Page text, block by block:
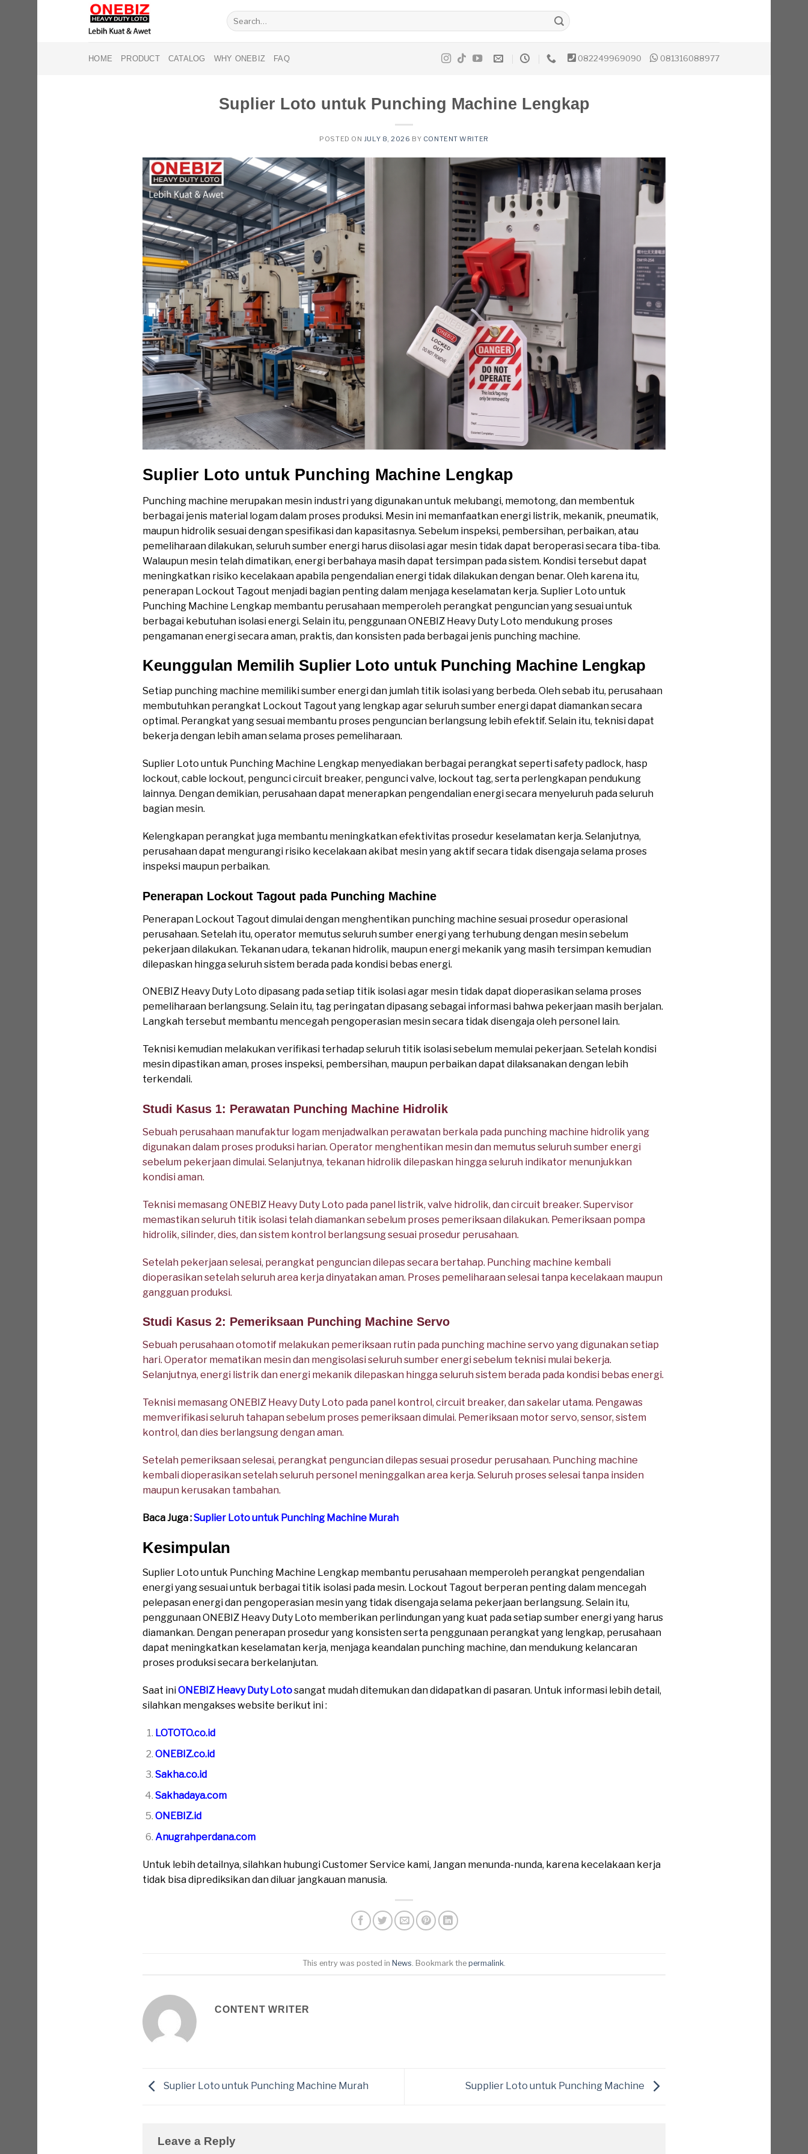
Search
for:
HOME PRODUCT CATALOG WHY ONEBIZ FAQ 082249969090 081316088977
Suplier Loto untuk Punching Machine Lengkap
POSTED ON JULY 8, 2026 BY CONTENT WRITER
Suplier Loto untuk Punching Machine Lengkap
Punching machine merupakan mesin industri yang digunakan untuk melubangi, memotong, dan membentuk
berbagai jenis material logam dalam proses produksi. Mesin ini memanfaatkan energi listrik, mekanik, pneumatik,
maupun hidrolik sesuai dengan spesifikasi dan kapasitasnya. Sebelum inspeksi, pembersihan, perbaikan, atau
pemeliharaan dilakukan, seluruh sumber energi harus diisolasi agar mesin tidak dapat beroperasi secara tiba-tiba.
Walaupun mesin telah dimatikan, energi berbahaya masih dapat tersimpan pada sistem. Kondisi tersebut dapat
meningkatkan risiko kecelakaan apabila pengendalian energi tidak dilakukan dengan benar. Oleh karena itu,
penerapan Lockout Tagout menjadi bagian penting dalam menjaga keselamatan kerja. Suplier Loto untuk
Punching Machine Lengkap membantu perusahaan memperoleh perangkat penguncian yang sesuai untuk
berbagai kebutuhan isolasi energi. Selain itu, penggunaan ONEBIZ Heavy Duty Loto mendukung proses
pengamanan energi secara aman, praktis, dan konsisten pada berbagai jenis punching machine.
Keunggulan Memilih Suplier Loto untuk Punching Machine Lengkap
Setiap punching machine memiliki sumber energi dan jumlah titik isolasi yang berbeda. Oleh sebab itu, perusahaan
membutuhkan perangkat Lockout Tagout yang lengkap agar seluruh sumber energi dapat diamankan secara
optimal. Perangkat yang sesuai membantu proses penguncian berlangsung lebih efektif. Selain itu, teknisi dapat
bekerja dengan lebih aman selama proses pemeliharaan.
Suplier Loto untuk Punching Machine Lengkap menyediakan berbagai perangkat seperti safety padlock, hasp
lockout, cable lockout, pengunci circuit breaker, pengunci valve, lockout tag, serta perlengkapan pendukung
lainnya. Dengan demikian, perusahaan dapat menerapkan pengendalian energi secara menyeluruh pada seluruh
bagian mesin.
Kelengkapan perangkat juga membantu meningkatkan efektivitas prosedur keselamatan kerja. Selanjutnya,
perusahaan dapat mengurangi risiko kecelakaan akibat mesin yang aktif secara tidak disengaja selama proses
inspeksi maupun perbaikan.
Penerapan Lockout Tagout pada Punching Machine
Penerapan Lockout Tagout dimulai dengan menghentikan punching machine sesuai prosedur operasional
perusahaan. Setelah itu, operator memutus seluruh sumber energi yang terhubung dengan mesin sebelum
pekerjaan dilakukan. Tekanan udara, tekanan hidrolik, maupun energi mekanik yang masih tersimpan kemudian
dilepaskan hingga seluruh sistem berada pada kondisi bebas energi.
ONEBIZ Heavy Duty Loto dipasang pada setiap titik isolasi agar mesin tidak dapat dioperasikan selama proses
pemeliharaan berlangsung. Selain itu, tag peringatan dipasang sebagai informasi bahwa pekerjaan masih berjalan.
Langkah tersebut membantu mencegah pengoperasian mesin secara tidak disengaja oleh personel lain.
Teknisi kemudian melakukan verifikasi terhadap seluruh titik isolasi sebelum memulai pekerjaan. Setelah kondisi
mesin dipastikan aman, proses inspeksi, pembersihan, maupun perbaikan dapat dilaksanakan dengan lebih
terkendali.
Studi Kasus 1: Perawatan Punching Machine Hidrolik
Sebuah perusahaan manufaktur logam menjadwalkan perawatan berkala pada punching machine hidrolik yang
digunakan dalam proses produksi harian. Operator menghentikan mesin dan memutus seluruh sumber energi
sebelum pekerjaan dimulai. Selanjutnya, tekanan hidrolik dilepaskan hingga seluruh indikator menunjukkan
kondisi aman.
Teknisi memasang ONEBIZ Heavy Duty Loto pada panel listrik, valve hidrolik, dan circuit breaker. Supervisor
memastikan seluruh titik isolasi telah diamankan sebelum proses pemeriksaan dilakukan. Pemeriksaan pompa
hidrolik, silinder, dies, dan sistem kontrol berlangsung sesuai prosedur perusahaan.
Setelah pekerjaan selesai, perangkat penguncian dilepas secara bertahap. Punching machine kembali
dioperasikan setelah seluruh area kerja dinyatakan aman. Proses pemeliharaan selesai tanpa kecelakaan maupun
gangguan produksi.
Studi Kasus 2: Pemeriksaan Punching Machine Servo
Sebuah perusahaan otomotif melakukan pemeriksaan rutin pada punching machine servo yang digunakan setiap
hari. Operator mematikan mesin dan mengisolasi seluruh sumber energi sebelum teknisi mulai bekerja.
Selanjutnya, energi listrik dan energi mekanik dilepaskan hingga seluruh sistem berada pada kondisi bebas energi.
Teknisi memasang ONEBIZ Heavy Duty Loto pada panel kontrol, circuit breaker, dan sakelar utama. Pengawas
memverifikasi seluruh tahapan sebelum proses pemeriksaan dimulai. Pemeriksaan motor servo, sensor, sistem
kontrol, dan dies berlangsung dengan aman.
Setelah pemeriksaan selesai, perangkat penguncian dilepas sesuai prosedur perusahaan. Punching machine
kembali dioperasikan setelah seluruh personel meninggalkan area kerja. Seluruh proses selesai tanpa insiden
maupun kerusakan tambahan.
Baca Juga :Suplier Loto untuk Punching Machine Murah
Kesimpulan
Suplier Loto untuk Punching Machine Lengkap membantu perusahaan memperoleh perangkat pengendalian
energi yang sesuai untuk berbagai titik isolasi pada mesin. Lockout Tagout berperan penting dalam mencegah
pelepasan energi dan pengoperasian mesin yang tidak disengaja selama pekerjaan berlangsung. Selain itu,
penggunaan ONEBIZ Heavy Duty Loto memberikan perlindungan yang kuat pada setiap sumber energi yang harus
diamankan. Dengan penerapan prosedur yang konsisten serta penggunaan perangkat yang lengkap, perusahaan
dapat meningkatkan keselamatan kerja, menjaga keandalan punching machine, dan mendukung kelancaran
proses produksi secara berkelanjutan.
Saat iniONEBIZ Heavy Duty Lotosangat mudah ditemukan dan didapatkan di pasaran. Untuk informasi lebih detail,
silahkan mengakses website berikut ini :
LOTOTO.co.id
ONEBIZ.co.id
Sakha.co.id
Sakhadaya.com
ONEBIZ.id
Anugrahperdana.com
Untuk lebih detailnya, silahkan hubungi Customer Service kami, Jangan menunda-nunda, karena kecelakaan kerja
tidak bisa diprediksikan dan diluar jangkauan manusia.
This entry was posted in News. Bookmark the permalink.
CONTENT WRITER
Suplier Loto untuk Punching Machine Murah Supplier Loto untuk Punching Machine
Leave a Reply